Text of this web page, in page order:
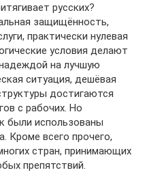
русских?
защищённость,
практически нулевая
условия делают
на лучшую
ситуация, дешёвая
достигаются
с рабочих. Но
были использованы
Кроме всего прочего,
стран, принимающих
препятствий.